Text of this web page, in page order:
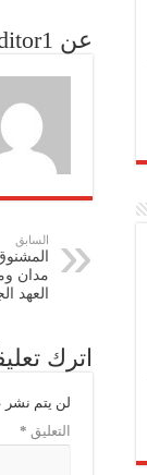
عن Editor1
السابق
مدان
العهد
اترك
لن يتم نشر
التعليق *